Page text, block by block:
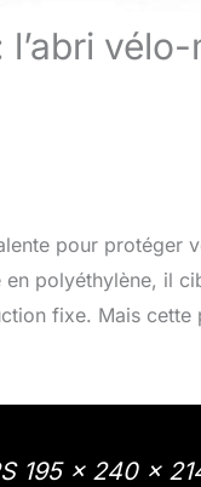
l’abri
pour protéger
polyéthylène, il
fixe. Mais
195 x 240 x